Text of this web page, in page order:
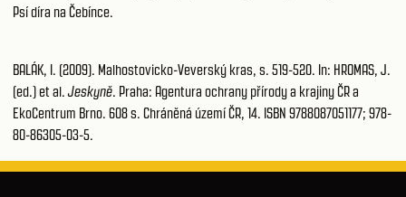
Psí díra na Čebínce.
BALÁK, I. (2009). Malhostovicko-Veverský kras, s. 519-520. In: HROMAS, J.
(ed.) et al.Jeskyně. Praha: Agentura ochrany přírody a krajiny ČR a
EkoCentrum Brno. 608 s. Chráněná území ČR, 14. ISBN 9788087051177; 978-
80-86305-03-5.